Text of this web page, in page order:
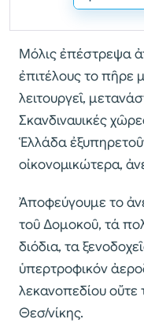
Μόλις ἐπέστρεψα
ἐπιτέλους το πῆρε
λειτουργεῖ,
Σκανδιναυικές
Ἑλλάδα
οἰκονομικώτερα,
Ἀποφεύγουμε το
τοῦ Δομοκοῦ, τά
διόδια, τα
ὑπερτροφικόν
λεκανοπεδίου οὔτε
Θεσ/νίκης.